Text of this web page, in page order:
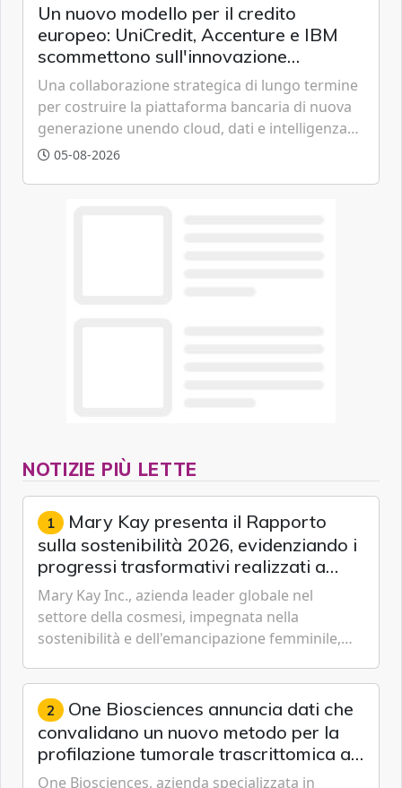
Un nuovo modello per il credito
europeo: UniCredit, Accenture e IBM
scommettono sull'innovazione
tecnologica
Una collaborazione strategica di lungo termine
per costruire la piattaforma bancaria di nuova
generazione unendo cloud, dati e intelligenza
artificiale.
05-08-2026
NOTIZIE PIÙ LETTE
1 Mary Kay presenta il Rapporto
sulla sostenibilità 2026, evidenziando i
progressi trasformativi realizzati a
livello globale nelle sfere sociale,
economica e ambientale
Mary Kay Inc., azienda leader globale nel
settore della cosmesi, impegnata nella
sostenibilità e dell'emancipazione femminile,
sostenibilità 2026, una panora...
2 One Biosciences annuncia dati che
convalidano un nuovo metodo per la
profilazione tumorale trascrittomica a
singole cellule da campioni istologici
One Biosciences, azienda specializzata in